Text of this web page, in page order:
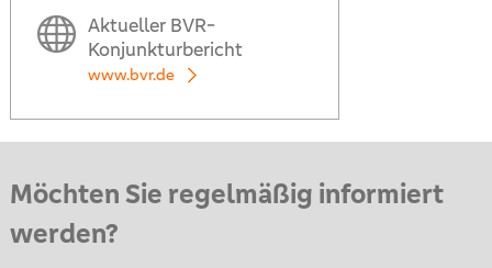
Aktueller BVR-
Konjunkturbericht
www.bvr.de
Möchten Sie regelmäßig informiert
werden?